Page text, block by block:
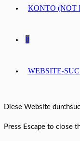
KONTO (NOT
0
WEBSITE-
Diese Website
Press Escape to close